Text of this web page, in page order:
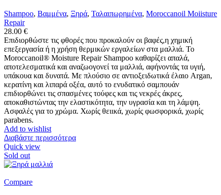
Shampoo, Βαμμένα, Ξηρά, Ταλαιπωρημένα, Moroccanoil Moiisture
Repair
28.00 €
Επιδιορθώστε τις φθορές που προκαλούν οι βαφές,η χημική
επεξεργασία ή η χρήση θερμικών εργαλείων στα μαλλιά. Το
Moroccanoil® Moisture Repair Shampoo καθαρίζει απαλά,
αποτελεσματικά και αναζωογονεί τα μαλλιά, αφήνοντάς τα υγιή,
υπάκουα και δυνατά. Με πλούσιο σε αντιοξειδωτικά έλαιο Argan,
κερατίνη και λιπαρά οξέα, αυτό το ενυδατικό σαμπουάν
επιδιορθώνει τις σπασμένες τούφες και τις νεκρές άκρες,
αποκαθιστώντας την ελαστικότητα, την υγρασία και τη λάμψη.
Ασφαλές για το χρώμα. Χωρίς θειικά, χωρίς φωσφορικά, χωρίς
parabens.
Add to wishlist
Διαβάστε περισσότερα
Quick view
Sold out
Compare